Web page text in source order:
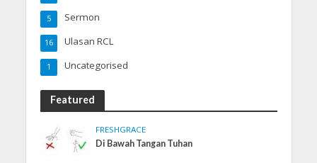
Sermon
5
Ulasan RCL
16
Uncategorised
1
Featured
FRESHGRACE
Di Bawah Tangan Tuhan